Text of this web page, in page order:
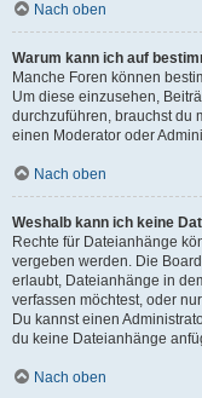
Nach oben
Warum kann ich auf
Manche Foren können
Um diese einzusehen,
durchzuführen, brauchst du
einen Moderator oder
Nach oben
Weshalb kann ich keine
Rechte für Dateianhänge
vergeben werden. Die
erlaubt, Dateianhänge in
verfassen möchtest, oder
Du kannst einen
du keine Dateianhänge
Nach oben